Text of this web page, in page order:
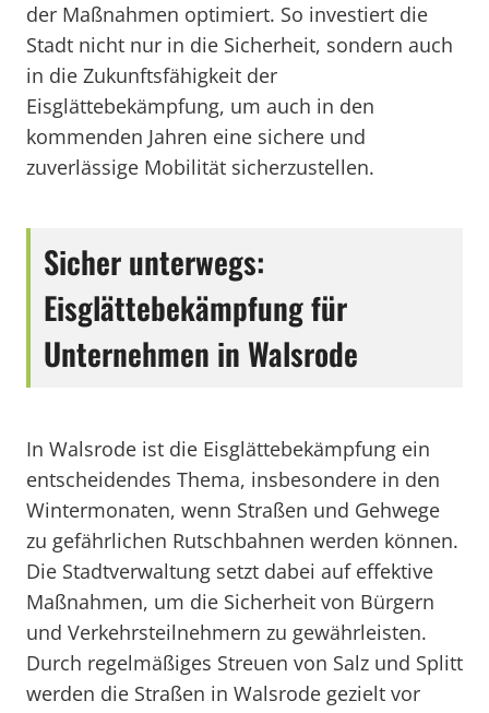
der Maßnahmen optimiert. So investiert die
Stadt nicht nur in die Sicherheit, sondern auch
in die Zukunftsfähigkeit der
Eisglättebekämpfung, um auch in den
kommenden Jahren eine sichere und
zuverlässige Mobilität sicherzustellen.
Sicher unterwegs:
Eisglättebekämpfung für
Unternehmen in Walsrode
In Walsrode ist die Eisglättebekämpfung ein
entscheidendes Thema, insbesondere in den
Wintermonaten, wenn Straßen und Gehwege
zu gefährlichen Rutschbahnen werden können.
Die Stadtverwaltung setzt dabei auf effektive
Maßnahmen, um die Sicherheit von Bürgern
und Verkehrsteilnehmern zu gewährleisten.
Durch regelmäßiges Streuen von Salz und Splitt
werden die Straßen in Walsrode gezielt vor